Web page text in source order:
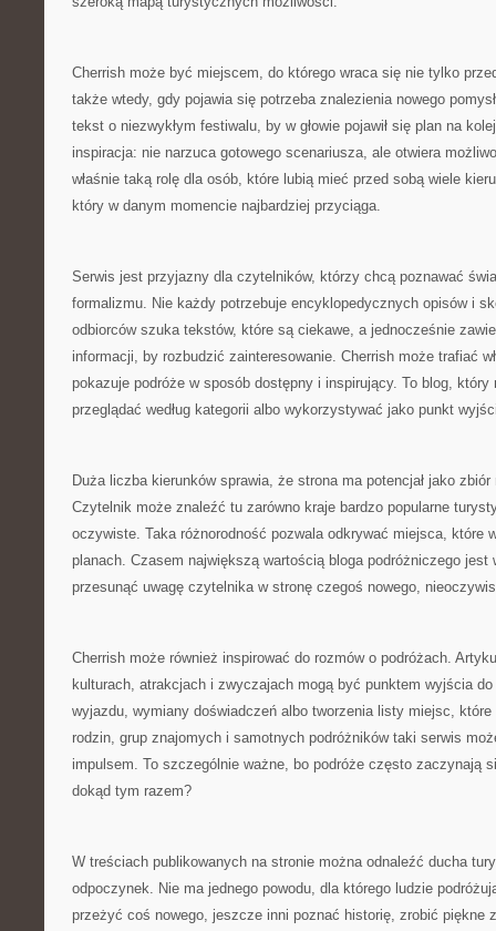
Cherrish może być miejscem, do którego wraca się nie tylko
także wtedy, gdy pojawia się potrzeba znalezienia nowego
tekst o niezwykłym festiwalu, by w głowie pojawił się plan na
inspiracja: nie narzuca gotowego scenariusza, ale otwiera
właśnie taką rolę dla osób, które lubią mieć przed sobą wiele
który w danym momencie najbardziej przyciąga.
Serwis jest przyjazny dla czytelników, którzy chcą poznawać
formalizmu. Nie każdy potrzebuje encyklopedycznych opisów i
odbiorców szuka tekstów, które są ciekawe, a jednocześnie
informacji, by rozbudzić zainteresowanie. Cherrish może trafiać
pokazuje podróże w sposób dostępny i inspirujący. To blog,
przeglądać według kategorii albo wykorzystywać jako punkt
Duża liczba kierunków sprawia, że strona ma potencjał jako
Czytelnik może znaleźć tu zarówno kraje bardzo popularne
oczywiste. Taka różnorodność pozwala odkrywać miejsca, które
planach. Czasem największą wartością bloga podróżniczego jest
przesunąć uwagę czytelnika w stronę czegoś nowego,
Cherrish może również inspirować do rozmów o podróżach.
kulturach, atrakcjach i zwyczajach mogą być punktem wyjścia do
wyjazdu, wymiany doświadczeń albo tworzenia listy miejsc,
rodzin, grup znajomych i samotnych podróżników taki serwis
impulsem. To szczególnie ważne, bo podróże często zaczynają
dokąd tym razem?
W treściach publikowanych na stronie można odnaleźć ducha
odpoczynek. Nie ma jednego powodu, dla którego ludzie
przeżyć coś nowego, jeszcze inni poznać historię, zrobić piękne